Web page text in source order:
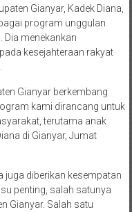
Gianyar, Kadek Diana,
program unggulan
Dia menekankan
kesejahteraan rakyat
Gianyar berkembang
kami dirancang untuk
terutama anak
di Gianyar, Jumat
juga diberikan kesempatan
penting, salah satunya
Gianyar. Salah satu